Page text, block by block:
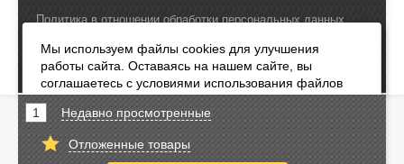
Оплата:
Политика в отношении обработки персональных данных
1 Недавно просмотренные
Отложенные товары
Мы используем файлы cookies для улучшения
работы сайта. Оставаясь на нашем сайте, вы
соглашаетесь с условиями использования файлов
cookies. Чтобы ознакомиться с нашими Положениями
о конфиденциальности и об использовании файлов
cookie,